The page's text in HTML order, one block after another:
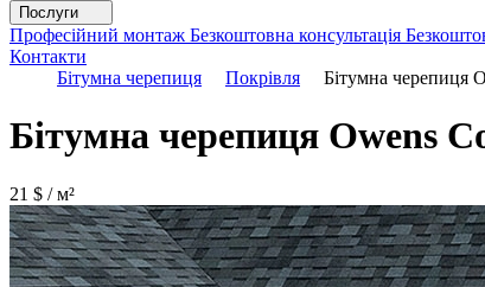
Послуги
Професійний монтаж Безкоштовна консультація
Контакти
Бітумна черепиця
Покрівля Бітумна черепиця
Бітумна черепиця Owens
21 $ / м²